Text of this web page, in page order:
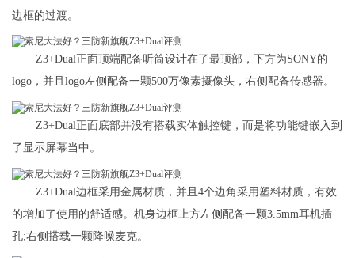
边框的过渡。
Z3+Dual正面顶端配备听筒设计在了最顶部，下方为SONY的
logo，并且logo左侧配备一颗500万像素摄像头，右侧配备传感器。
Z3+Dual正面底部并没有搭载实体触控键，而是将功能键嵌入到
了显示屏幕当中。
Z3+Dual边框采用金属材质，并且4个边角采用塑料材质，有效
的增加了使用的舒适感。机身边框上方左侧配备一颗3.5mm耳机插
孔;右侧搭载一颗降噪麦克。